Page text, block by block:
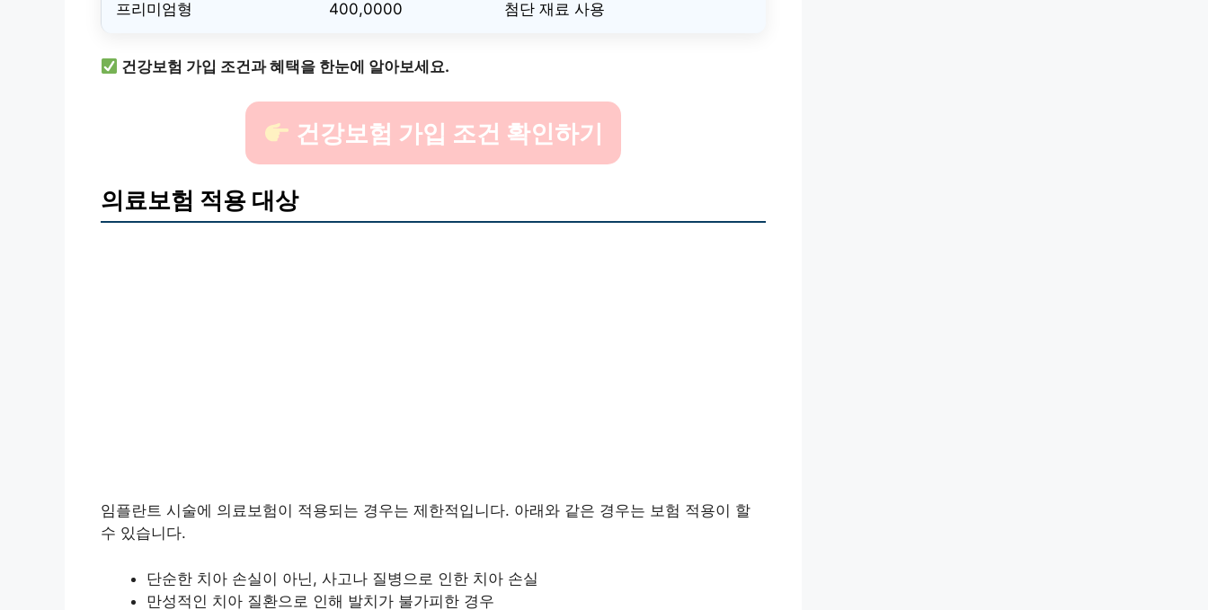
프리미엄형 400,0000 첨단 재료 사용
건강보험 가입 조건과 혜택을 한눈에 알아보세요.
건강보험 가입 조건 확인하기
의료보험 적용 대상
임플란트 시술에 의료보험이 적용되는 경우는 제한적입니다. 아래와 같은 경우는 보험 적용이 할
수 있습니다.
단순한 치아 손실이 아닌, 사고나 질병으로 인한 치아 손실
만성적인 치아 질환으로 인해 발치가 불가피한 경우